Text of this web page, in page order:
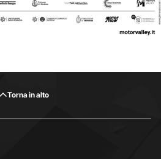
Torna in alto